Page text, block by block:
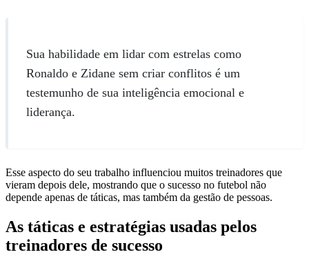
Sua habilidade em lidar com estrelas como
Ronaldo e Zidane sem criar conflitos é um
testemunho de sua inteligência emocional e
liderança.
Esse aspecto do seu trabalho influenciou muitos treinadores que
vieram depois dele, mostrando que o sucesso no futebol não
depende apenas de táticas, mas também da gestão de pessoas.
As táticas e estratégias usadas pelos
treinadores de sucesso